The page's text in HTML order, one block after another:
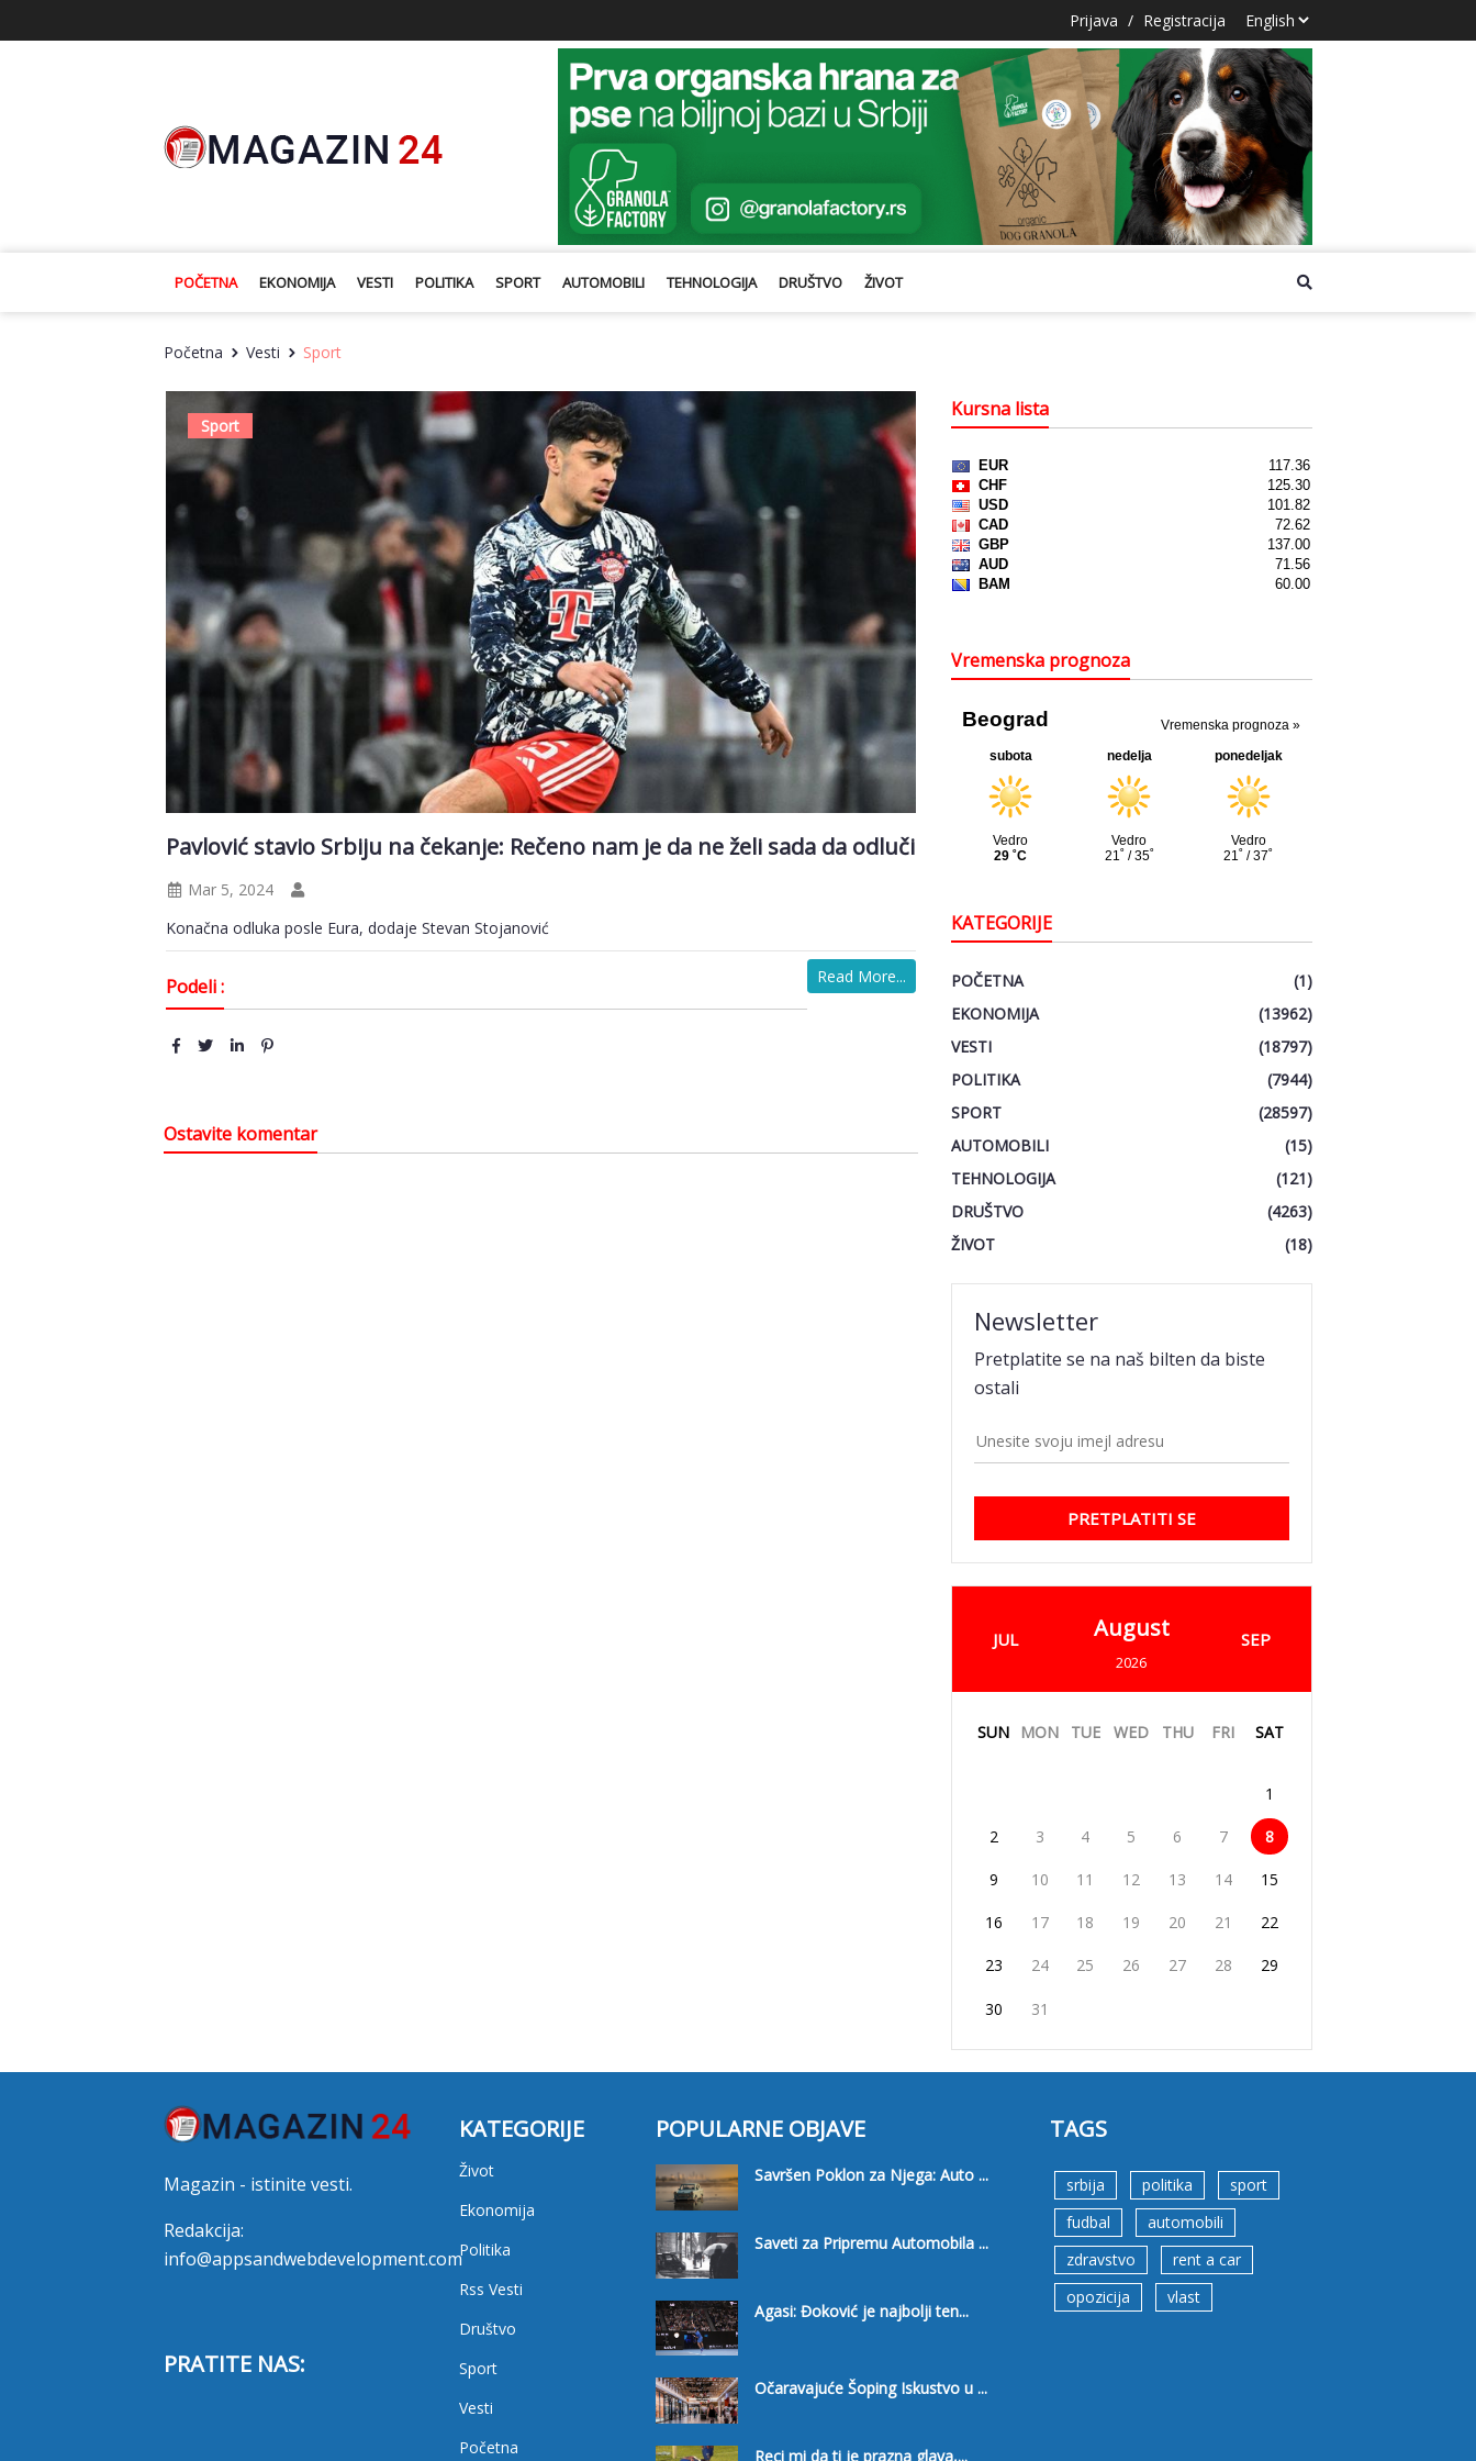
Prijava / Registracija
POČETNA EKONOMIJA VESTI POLITIKA SPORT AUTOMOBILI TEHNOLOGIJA DRUŠTVO ŽIVOT
Početna Vesti Sport
Sport
Pavlović stavio Srbiju na čekanje: Rečeno nam je da ne želi sada da odluči
Mar 5, 2024
Konačna odluka posle Eura, dodaje Stevan Stojanović
Read More...
Podeli :
Ostavite komentar
Kursna lista
Vremenska prognoza
KATEGORIJE
POČETNA
(1)
EKONOMIJA
(13962)
VESTI
(18797)
POLITIKA
(7944)
SPORT
(28597)
AUTOMOBILI
(15)
TEHNOLOGIJA
(121)
DRUŠTVO
(4263)
ŽIVOT
(18)
Newsletter
Pretplatite se na naš bilten da biste
ostali
PRETPLATITI SE
JUL August
2026
SEP
SUN MON TUE WED THU FRI SAT
1
2 3 4 5 6 7 8
9 10 11 12 13 14 15
16 17 18 19 20 21 22
23 24 25 26 27 28 29
30 31
Magazin - istinite vesti.
Redakcija:
info@appsandwebdevelopment.com
PRATITE NAS:
KATEGORIJE
Život
Ekonomija
Politika
Rss Vesti
Društvo
Sport
Vesti
Početna
POPULARNE OBJAVE
Savršen Poklon za Njega: Auto ...
Saveti za Pripremu Automobila ...
Agasi: Đoković je najbolji ten...
Očaravajuće Šoping Iskustvo u ...
Reci mi da ti je prazna glava,...
TAGS
srbija politika
sport
fudbal
automobili
zdravstvo
rent a car
opozicija
vlast